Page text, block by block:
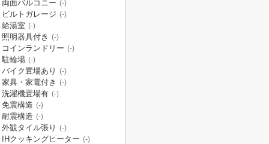
両面バルコニー (-)
ビルトガレージ (-)
給湯室 (-)
照明器具付き (-)
コインランドリー (-)
駐輪場 (-)
バイク置場あり (-)
家具・家電付き (-)
洗濯機置場有 (-)
免震構造 (-)
耐震構造 (-)
外観タイル張り (-)
IHクッキングヒーター (-)